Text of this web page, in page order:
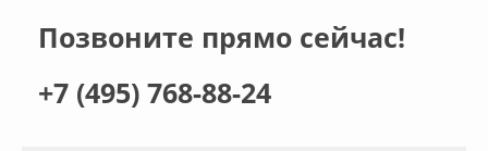
Позвоните прямо сейчас!
+7 (495) 768-88-24